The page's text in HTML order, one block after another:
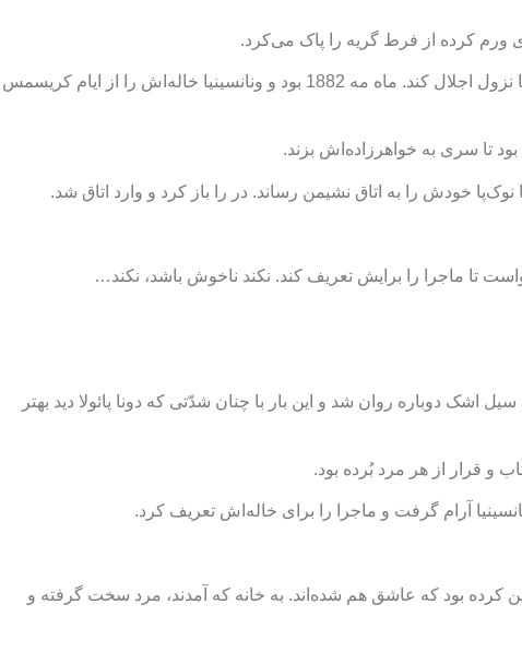
ورم کرده از فرط گریه را پاک می‌کرد.
دونا پائولا یکّه خورد، خواهرزاده‌اش هم همین‌طور، چون می‌دانست کمتر پیش می‌آید که خاله‌جان از خانه‌اش در محلۀ تیژوکا به این پایین‌ها نزول اجلال کند. ماه مه 1882 بود و ونانسینیا خاله‌اش را از ایام کریسمس
بود تا سری به خواهرزاده‌اش بزند.
خودش را به اتاق نشیمن رساند. در را باز کرد و وارد اتاق شد.
تا ماجرا را برایش تعریف کند. نکند ناخوش باشد، نکند…
اشک دوباره روان شد و این بار با چنان شدّتی که دونا پائولا دید بهتر
و قرار از هر مرد بُرده بود.
آرام گرفت و ماجرا را برای خاله‌اش تعریف کرد.
کرده بود که عاشق هم شده‌اند. به خانه که آمدند، مرد سخت گرفته و